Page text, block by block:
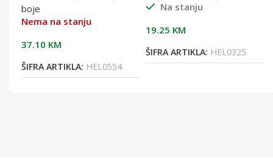
boje
Nema na stanju
37.10 KM
ŠIFRA ARTIKLA: HEL0554
Na stanju
19.25 KM
ŠIFRA ARTIKLA: HEL0325